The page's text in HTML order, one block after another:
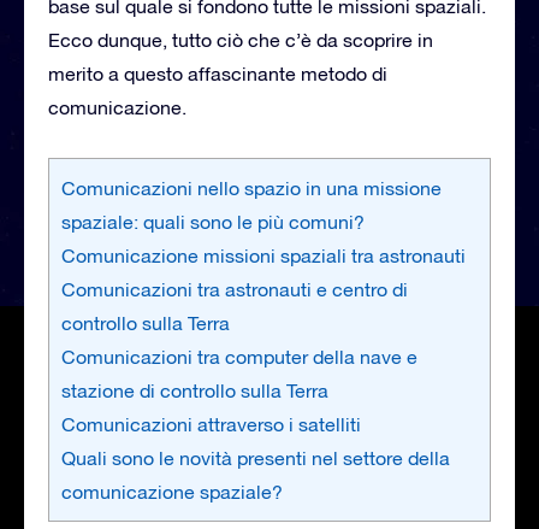
base sul quale si fondono tutte le missioni spaziali.
Ecco dunque, tutto ciò che c’è da scoprire in
merito a questo affascinante metodo di
comunicazione.
Comunicazioni nello spazio in una missione
spaziale: quali sono le più comuni?
Comunicazione missioni spaziali tra astronauti
Comunicazioni tra astronauti e centro di
controllo sulla Terra
Comunicazioni tra computer della nave e
stazione di controllo sulla Terra
Comunicazioni attraverso i satelliti
Quali sono le novità presenti nel settore della
comunicazione spaziale?